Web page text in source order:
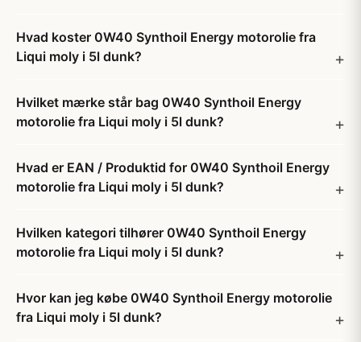
Hvad koster 0W40 Synthoil Energy motorolie fra
Liqui moly i 5l dunk?
Hvilket mærke står bag 0W40 Synthoil Energy
motorolie fra Liqui moly i 5l dunk?
Hvad er EAN / Produktid for 0W40 Synthoil Energy
motorolie fra Liqui moly i 5l dunk?
Hvilken kategori tilhører 0W40 Synthoil Energy
motorolie fra Liqui moly i 5l dunk?
Hvor kan jeg købe 0W40 Synthoil Energy motorolie
fra Liqui moly i 5l dunk?